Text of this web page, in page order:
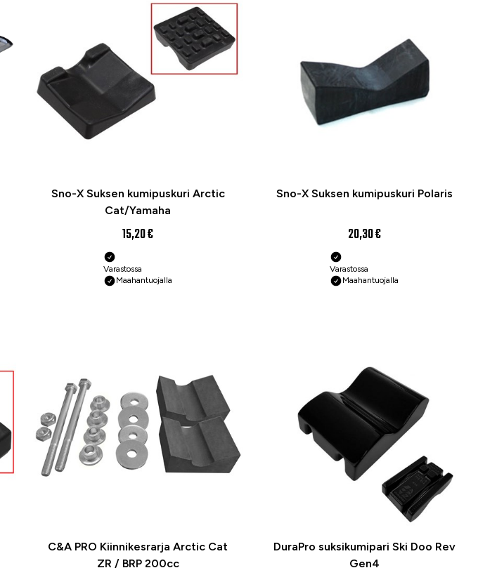
Sno-X Suksen kumipuskuri Arctic
Cat/Yamaha
15,20 €
Varastossa
Maahantuojalla
Sno-X Suksen kumipuskuri Polaris
20,30 €
Varastossa
Maahantuojalla
C&A PRO Kiinnikesrarja Arctic Cat
ZR / BRP 200cc
DuraPro suksikumipari Ski Doo Rev
Gen4